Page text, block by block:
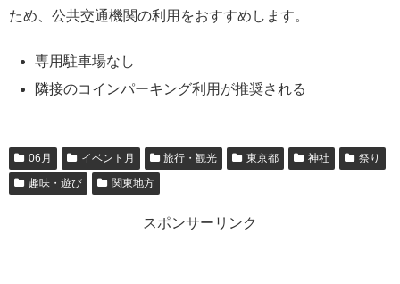
ため、公共交通機関の利用をおすすめします。
専用駐車場なし
隣接のコインパーキング利用が推奨される
06月 イベント月 旅行・観光 東京都 神社
祭り
趣味・遊び
関東地方
スポンサーリンク